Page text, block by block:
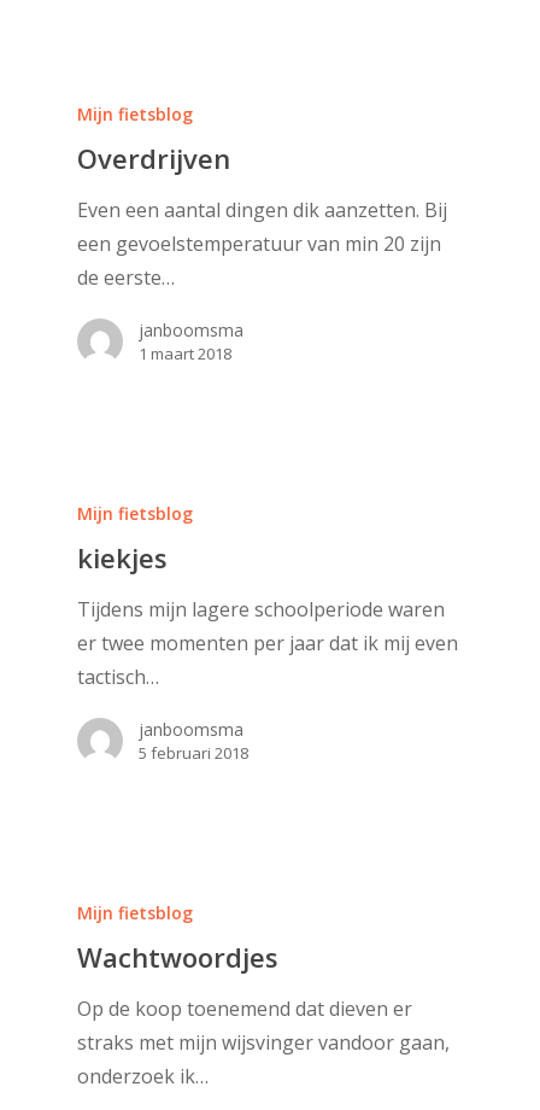
Mijn fietsblog
Overdrijven
Even een aantal dingen dik aanzetten. Bij
een gevoelstemperatuur van min 20 zijn
de eerste…
janboomsma
1 maart 2018
Mijn fietsblog
kiekjes
Tijdens mijn lagere schoolperiode waren
er twee momenten per jaar dat ik mij even
tactisch…
janboomsma
5 februari 2018
Mijn fietsblog
Wachtwoordjes
Op de koop toenemend dat dieven er
straks met mijn wijsvinger vandoor gaan,
onderzoek ik…